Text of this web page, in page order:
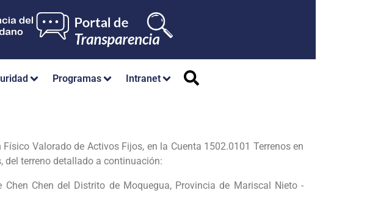
Programas Intranet
Valorado de Activos Fijos, en la Cuenta 1502.0101 Terrenos en
del terreno detallado a continuación:
Chen del Distrito de Moquegua, Provincia de Mariscal Nieto -